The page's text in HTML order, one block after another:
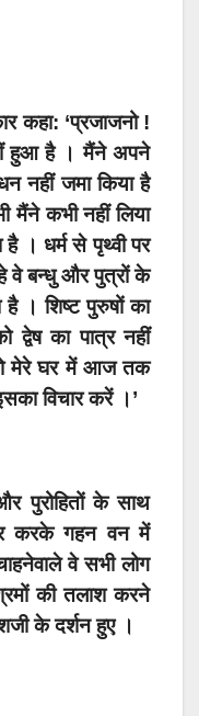
कहा: ‘प्रजाजनो !
हुआ है । मैंने अपने
नहीं जमा किया है
मैंने कभी नहीं लिया
। धर्म से पृथ्वी पर
वे बन्धु और पुत्रों के
है । शिष्ट पुरुषों का
द्वेष का पात्र नहीं
मेरे घर में आज तक
विचार करें ।’
पुरोहितों के साथ
करके गहन वन में
वे सभी लोग
की तलाश करने
के दर्शन हुए ।